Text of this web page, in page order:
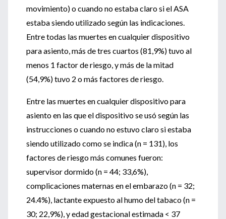
movimiento) o cuando no estaba claro si el ASA
estaba siendo utilizado según las indicaciones.
Entre todas las muertes en cualquier dispositivo
para asiento, más de tres cuartos (81,9%) tuvo al
menos 1 factor de riesgo, y más de la mitad
(54,9%) tuvo 2 o más factores de riesgo.
Entre las muertes en cualquier dispositivo para
asiento en las que el dispositivo se usó según las
instrucciones o cuando no estuvo claro si estaba
siendo utilizado como se indica (n = 131), los
factores de riesgo más comunes fueron:
supervisor dormido (n = 44; 33,6%),
complicaciones maternas en el embarazo (n = 32;
24.4%), lactante expuesto al humo del tabaco (n =
30; 22,9%), y edad gestacional estimada < 37